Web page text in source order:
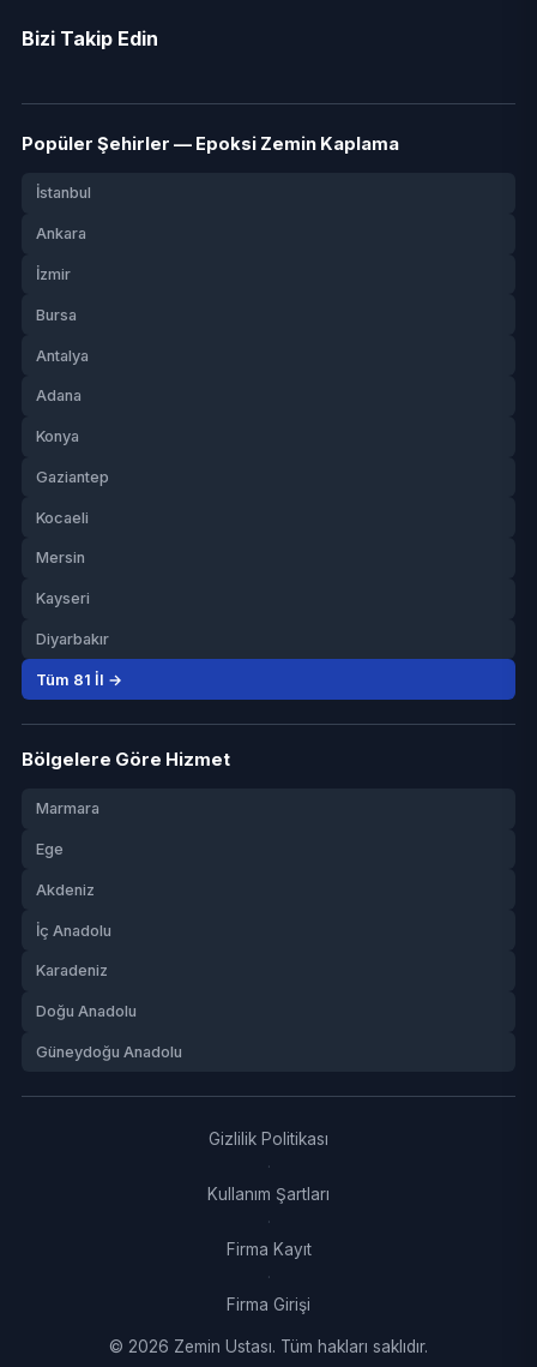
Bizi Takip Edin
Popüler Şehirler — Epoksi Zemin Kaplama
İstanbul
Ankara
İzmir
Bursa
Antalya
Adana
Konya
Gaziantep
Kocaeli
Mersin
Kayseri
Diyarbakır
Tüm 81 İl →
Bölgelere Göre Hizmet
Marmara
Ege
Akdeniz
İç Anadolu
Karadeniz
Doğu Anadolu
Güneydoğu Anadolu
Gizlilik Politikası
·
Kullanım Şartları
·
Firma Kayıt
·
Firma Girişi
© 2026 Zemin Ustası. Tüm hakları saklıdır.